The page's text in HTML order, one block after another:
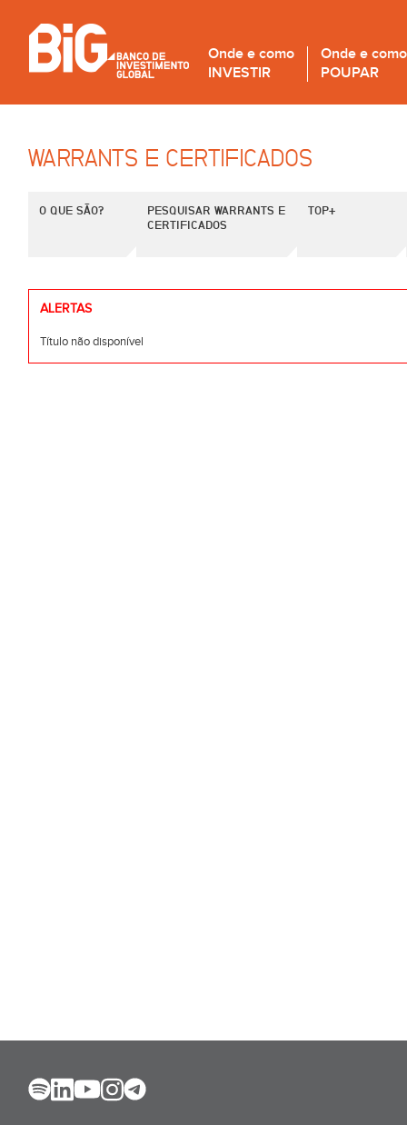
Onde e como
INVESTIR
Onde e como
POUPAR
WARRANTS E CERTIFICADOS
O QUE SÃO?
PESQUISAR WARRANTS E
CERTIFICADOS
TOP+
ALERTAS
Título não disponível